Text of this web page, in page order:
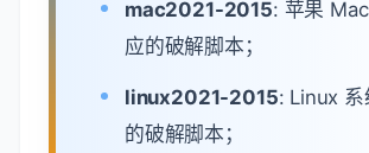
mac2021-2015: 苹果
应的破解脚本；
linux2021-2015: Linux
的破解脚本；